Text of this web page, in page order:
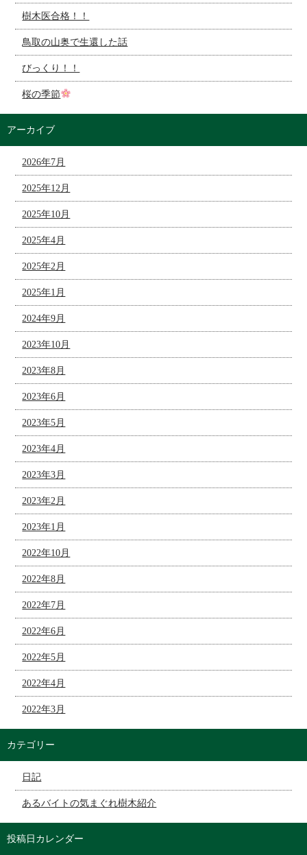
樹木医合格！！
鳥取の山奥で生還した話
びっくり！！
桜の季節
アーカイブ
2026年7月
2025年12月
2025年10月
2025年4月
2025年2月
2025年1月
2024年9月
2023年10月
2023年8月
2023年6月
2023年5月
2023年4月
2023年3月
2023年2月
2023年1月
2022年10月
2022年8月
2022年7月
2022年6月
2022年5月
2022年4月
2022年3月
カテゴリー
日記
あるバイトの気まぐれ樹木紹介
投稿日カレンダー